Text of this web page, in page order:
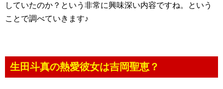
していたのか？という非常に興味深い内容ですね。という
ことで調べていきます♪
生田斗真の熱愛彼女は吉岡聖恵？